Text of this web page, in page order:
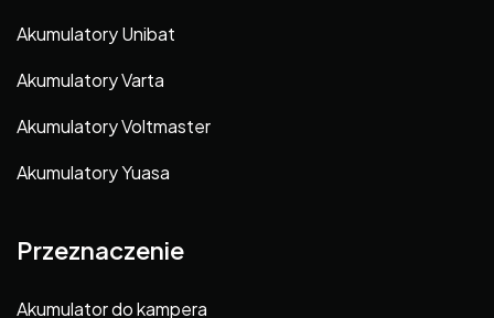
Akumulatory Unibat
Akumulatory Varta
Akumulatory Voltmaster
Akumulatory Yuasa
Przeznaczenie
Akumulator do kampera